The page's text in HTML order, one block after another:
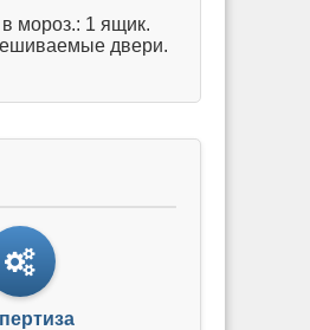
мороз.: 1 ящик.
двери.